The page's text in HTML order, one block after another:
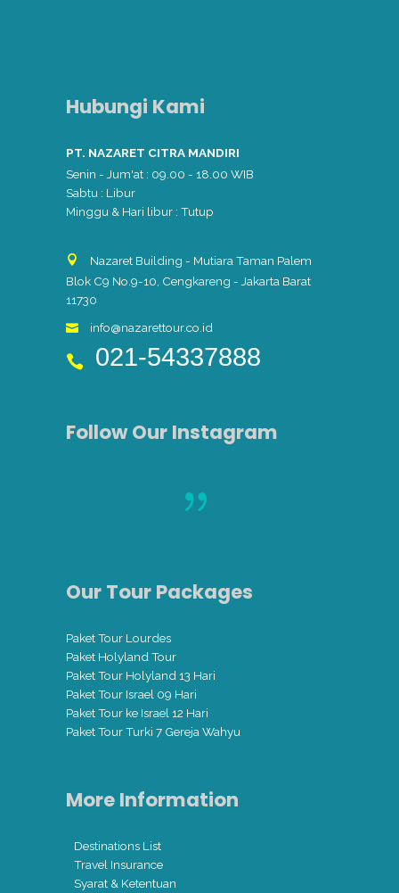
Hubungi Kami
PT. NAZARET CITRA MANDIRI
Senin - Jum'at : 09.00 - 18.00 WIB
Sabtu : Libur
Minggu & Hari libur : Tutup
Nazaret Building - Mutiara Taman Palem
Blok C9 No.9-10, Cengkareng - Jakarta Barat
11730
info@nazarettour.co.id
021-54337888
Follow Our Instagram
Our Tour Packages
Paket Tour Lourdes
Paket Holyland Tour
Paket Tour Holyland 13 Hari
Paket Tour Israel 09 Hari
Paket Tour ke Israel 12 Hari
Paket Tour Turki 7 Gereja Wahyu
More Information
Destinations List
Travel Insurance
Syarat & Ketentuan